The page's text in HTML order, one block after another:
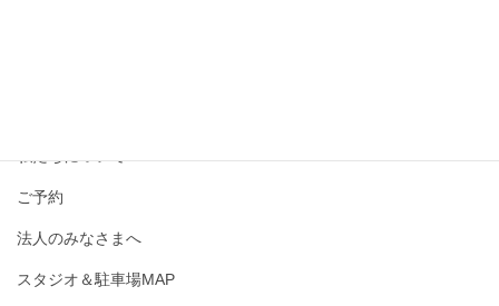
私たちについて
ご予約
法人のみなさまへ
スタジオ＆駐車場MAP